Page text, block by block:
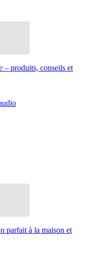
– produits, conseils et
parfait à la maison et